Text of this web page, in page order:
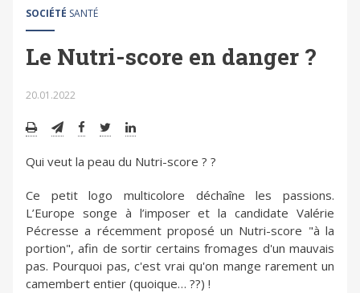
SOCIÉTÉ SANTÉ
Le Nutri-score en danger ?
20.01.2022
Qui veut la peau du Nutri-score ? ?
Ce petit logo multicolore déchaîne les passions.
L’Europe songe à l’imposer et la candidate Valérie
Pécresse a récemment proposé un Nutri-score "à la
portion", afin de sortir certains fromages d'un mauvais
pas. Pourquoi pas, c'est vrai qu'on mange rarement un
camembert entier (quoique… ??) !